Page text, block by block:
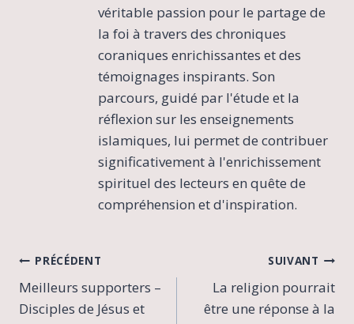
véritable passion pour le partage de
la foi à travers des chroniques
coraniques enrichissantes et des
témoignages inspirants. Son
parcours, guidé par l'étude et la
réflexion sur les enseignements
islamiques, lui permet de contribuer
significativement à l'enrichissement
spirituel des lecteurs en quête de
compréhension et d'inspiration.
Navigation
de
PRÉCÉDENT
Meilleurs supporters –
Disciples de Jésus et
SUIVANT
La religion pourrait
être une réponse à la